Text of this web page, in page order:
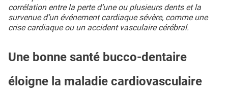
corrélation entre la perte d’une ou plusieurs dents et la
survenue d’un événement cardiaque sévère, comme une
crise cardiaque ou un accident vasculaire cérébral.
Une bonne santé bucco-dentaire
éloigne la maladie cardiovasculaire